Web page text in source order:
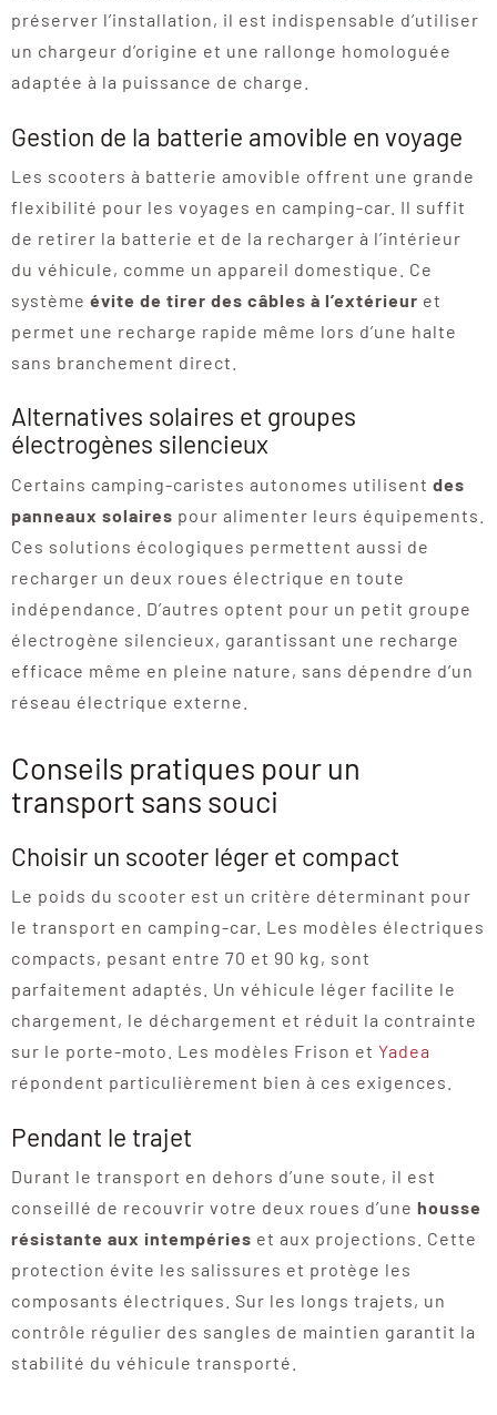
préserver l’installation, il est indispensable d’utiliser
un chargeur d’origine et une rallonge homologuée
adaptée à la puissance de charge.
Gestion de la batterie amovible en voyage
Les scooters à batterie amovible offrent une grande
flexibilité pour les voyages en camping-car. Il suffit
de retirer la batterie et de la recharger à l’intérieur
du véhicule, comme un appareil domestique. Ce
système évite de tirer des câbles à l’extérieur et
permet une recharge rapide même lors d’une halte
sans branchement direct.
Alternatives solaires et groupes
électrogènes silencieux
Certains camping-caristes autonomes utilisent des
panneaux solaires pour alimenter leurs équipements.
Ces solutions écologiques permettent aussi de
recharger un deux roues électrique en toute
indépendance. D’autres optent pour un petit groupe
électrogène silencieux, garantissant une recharge
efficace même en pleine nature, sans dépendre d’un
réseau électrique externe.
Conseils pratiques pour un
transport sans souci
Choisir un scooter léger et compact
Le poids du scooter est un critère déterminant pour
le transport en camping-car. Les modèles électriques
compacts, pesant entre 70 et 90 kg, sont
parfaitement adaptés. Un véhicule léger facilite le
chargement, le déchargement et réduit la contrainte
sur le porte-moto. Les modèles Frison et Yadea
répondent particulièrement bien à ces exigences.
Pendant le trajet
Durant le transport en dehors d’une soute, il est
conseillé de recouvrir votre deux roues d’une housse
résistante aux intempéries et aux projections. Cette
protection évite les salissures et protège les
composants électriques. Sur les longs trajets, un
contrôle régulier des sangles de maintien garantit la
stabilité du véhicule transporté.